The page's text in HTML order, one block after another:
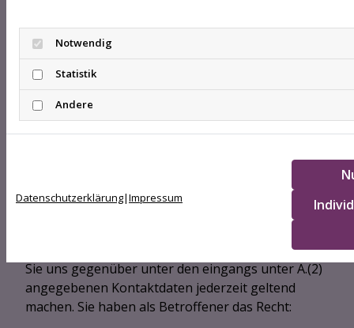
bestimmter Daten
Wir können unter Umständen einer besonderen
gesetzlichen oder rechtlichen Verpflichtung
unterliegen, die rechtmäßig verarbeiteten
personenbezogenen Daten für Dritte,
Ihre Rechte
verarbeiteten personenbezogenen Daten können
Sie uns gegenüber unter den eingangs unter A.(2)
angegebenen Kontaktdaten jederzeit geltend
machen. Sie haben als Betroffener das Recht:
Notwendig
Statistik
Andere
Datenschutzerklärung|Impressum